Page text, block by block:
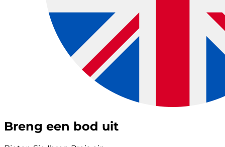
Breng een bod uit